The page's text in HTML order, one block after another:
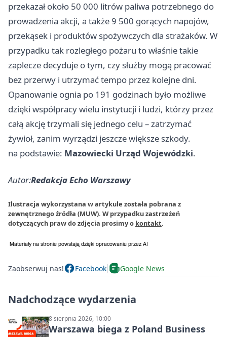
przekazał około 50 000 litrów paliwa potrzebnego do
prowadzenia akcji, a także 9 500 gorących napojów,
przekąsek i produktów spożywczych dla strażaków. W
przypadku tak rozległego pożaru to właśnie takie
zaplecze decyduje o tym, czy służby mogą pracować
bez przerwy i utrzymać tempo przez kolejne dni.
Opanowanie ognia po 191 godzinach było możliwe
dzięki współpracy wielu instytucji i ludzi, którzy przez
całą akcję trzymali się jednego celu – zatrzymać
żywioł, zanim wyrządzi jeszcze większe szkody.
na podstawie: Mazowiecki Urząd Wojewódzki.
Autor:Redakcja Echo Warszawy
Ilustracja wykorzystana w artykule została pobrana z
zewnętrznego źródła (MUW). W przypadku zastrzeżeń
dotyczących praw do zdjęcia prosimy o kontakt.
Zaobserwuj nas! Facebook Google News
Nadchodzące wydarzenia
8 sierpnia 2026, 10:00
Warszawa biega z Poland Business